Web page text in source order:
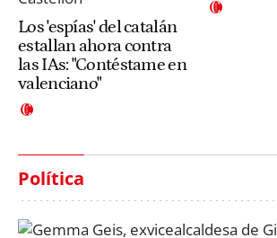
Los 'espías' del catalán
estallan ahora contra
las IAs: "Contéstame en
valenciano"
Política